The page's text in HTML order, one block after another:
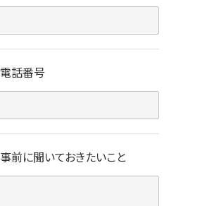
電話番号
事前に聞いておきたいこと